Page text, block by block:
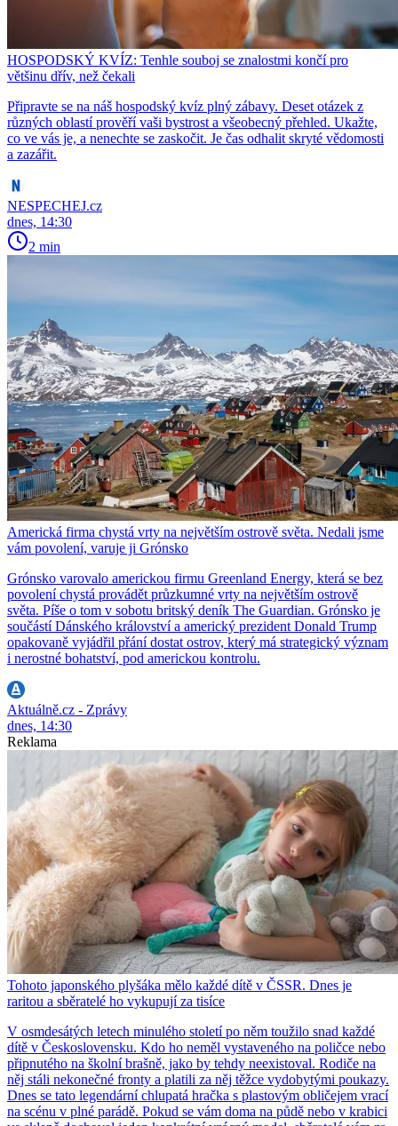
HOSPODSKÝ KVÍZ: Tenhle souboj se znalostmi končí pro
většinu dřív, než čekali
Připravte se na náš hospodský kvíz plný zábavy. Deset otázek z
různých oblastí prověří vaši bystrost a všeobecný přehled. Ukažte,
co ve vás je, a nenechte se zaskočit. Je čas odhalit skryté vědomosti
a zazářit.
NESPECHEJ.cz
dnes, 14:30
2 min
Americká firma chystá vrty na největším ostrově světa. Nedali jsme
vám povolení, varuje ji Grónsko
Grónsko varovalo americkou firmu Greenland Energy, která se bez
povolení chystá provádět průzkumné vrty na největším ostrově
světa. Píše o tom v sobotu britský deník The Guardian. Grónsko je
součástí Dánského království a americký prezident Donald Trump
opakovaně vyjádřil přání dostat ostrov, který má strategický význam
i nerostné bohatství, pod americkou kontrolu.
Aktuálně.cz - Zprávy
dnes, 14:30
Reklama
Tohoto japonského plyšáka mělo každé dítě v ČSSR. Dnes je
raritou a sběratelé ho vykupují za tisíce
V osmdesátých letech minulého století po něm toužilo snad každé
dítě v Československu. Kdo ho neměl vystaveného na poličce nebo
připnutého na školní brašně, jako by tehdy neexistoval. Rodiče na
něj stáli nekonečné fronty a platili za něj těžce vydobytými poukazy.
Dnes se tato legendární chlupatá hračka s plastovým obličejem vrací
na scénu v plné parádě. Pokud se vám doma na půdě nebo v krabici